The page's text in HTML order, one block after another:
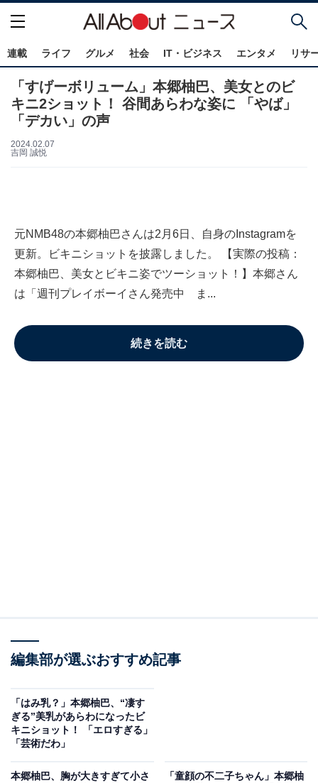
連載 ライフ グルメ 社会 IT・ビジネス エンタメ リサ
「すげーボリューム」本郷柚巴、美女とのビ
キニ2ショット！ 谷間あらわな姿に 「やば」
「デカい」の声
2024.02.07
吉岡 誠悦
元NMB48の本郷柚巴さんは2月6日、自身のInstagramを
更新。ビキニショットを披露しました。 【実際の投稿：
本郷柚巴、美女とビキニ姿でツーショット！】本郷さん
は「週刊プレイボーイさん発売中 ま...
続きを読む
編集部が選ぶおすすめ記事
「はみ乳？」本郷柚巴、“凄す
ぎる”美乳があらわになったビ
キニショット！ 「エロすぎる」
「芸術だわ」
本郷柚巴、胸が大きすぎて小さ
「童顔の不二子ちゃん」本郷柚